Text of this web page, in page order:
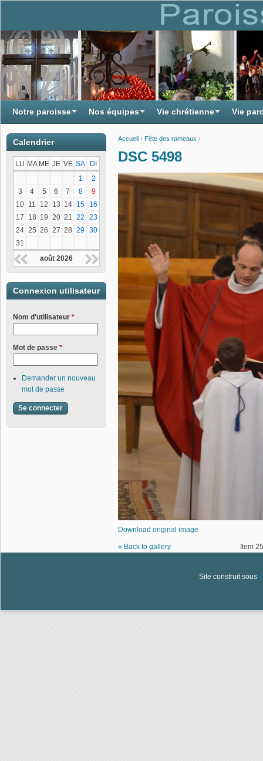
Accueil › Fête des rameaux ›
DSC 5498
Download original image
« Back to gallery Item
Notre paroisse Nos équipes Vie chrétienne Vie
Calendrier
LU MA ME JE VE SA
DI
1
2
3
4 5 6 7 8
9
10 11 12 13 14 15
16
17
18 19 20 21 22
23
24 25 26 27 28 29 30
31
août 2026
Connexion utilisateur
Nom d'utilisateur *
Mot de passe *
Demander un nouveau
mot de passe
Site construit sous